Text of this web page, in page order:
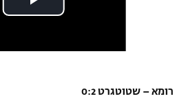
רומא – שטוטגרט 0:2